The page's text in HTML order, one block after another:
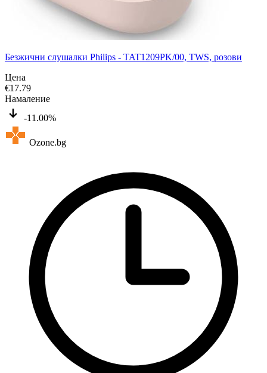
Безжични слушалки Philips - TAT1209PK/00, TWS, розови
Цена
€17.79
Намаление
-11.00%
Ozone.bg